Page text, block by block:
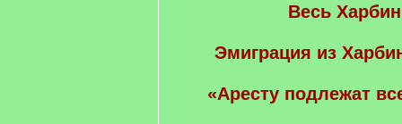
Весь
Эмиграция из
«Аресту подлежат